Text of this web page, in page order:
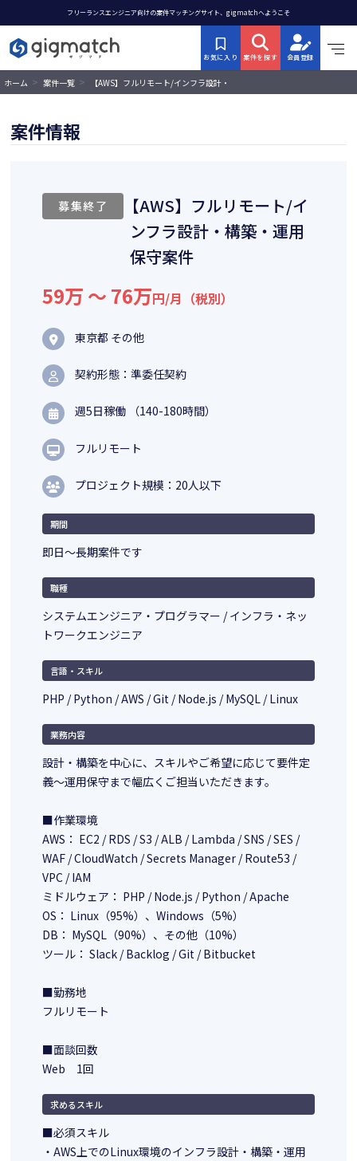
フリーランスエンジニア向けの案件マッチングサイト、gigmatchへようこそ
お気に入り 案件を探す 会員登録
ホーム > 案件一覧 >
【AWS】フルリモート/インフラ設計・
案件情報
募集終了
【AWS】フルリモート/イ
ンフラ設計・構築・運用
保守案件
59万 〜 76万円/月（税別）
東京都 その他
契約形態：準委任契約
週5日稼働 （140-180時間）
フルリモート
プロジェクト規模：20人以下
期間
即日～長期案件です
職種
システムエンジニア・プログラマー / インフラ・ネッ
トワークエンジニア
言語・スキル
PHP / Python / AWS / Git / Node.js / MySQL / Linux
業務内容
設計・構築を中心に、スキルやご希望に応じて要件定
義～運用保守まで幅広くご担当いただきます。
■作業環境
AWS： EC2 / RDS / S3 / ALB / Lambda / SNS / SES /
WAF / CloudWatch / Secrets Manager / Route53 /
VPC / IAM
ミドルウェア： PHP / Node.js / Python / Apache
OS： Linux（95%）、Windows（5%）
DB： MySQL（90%）、その他（10%）
ツール： Slack / Backlog / Git / Bitbucket
■勤務地
フルリモート
■面談回数
Web 1回
求めるスキル
■必須スキル
・AWS上でのLinux環境のインフラ設計・構築・運用